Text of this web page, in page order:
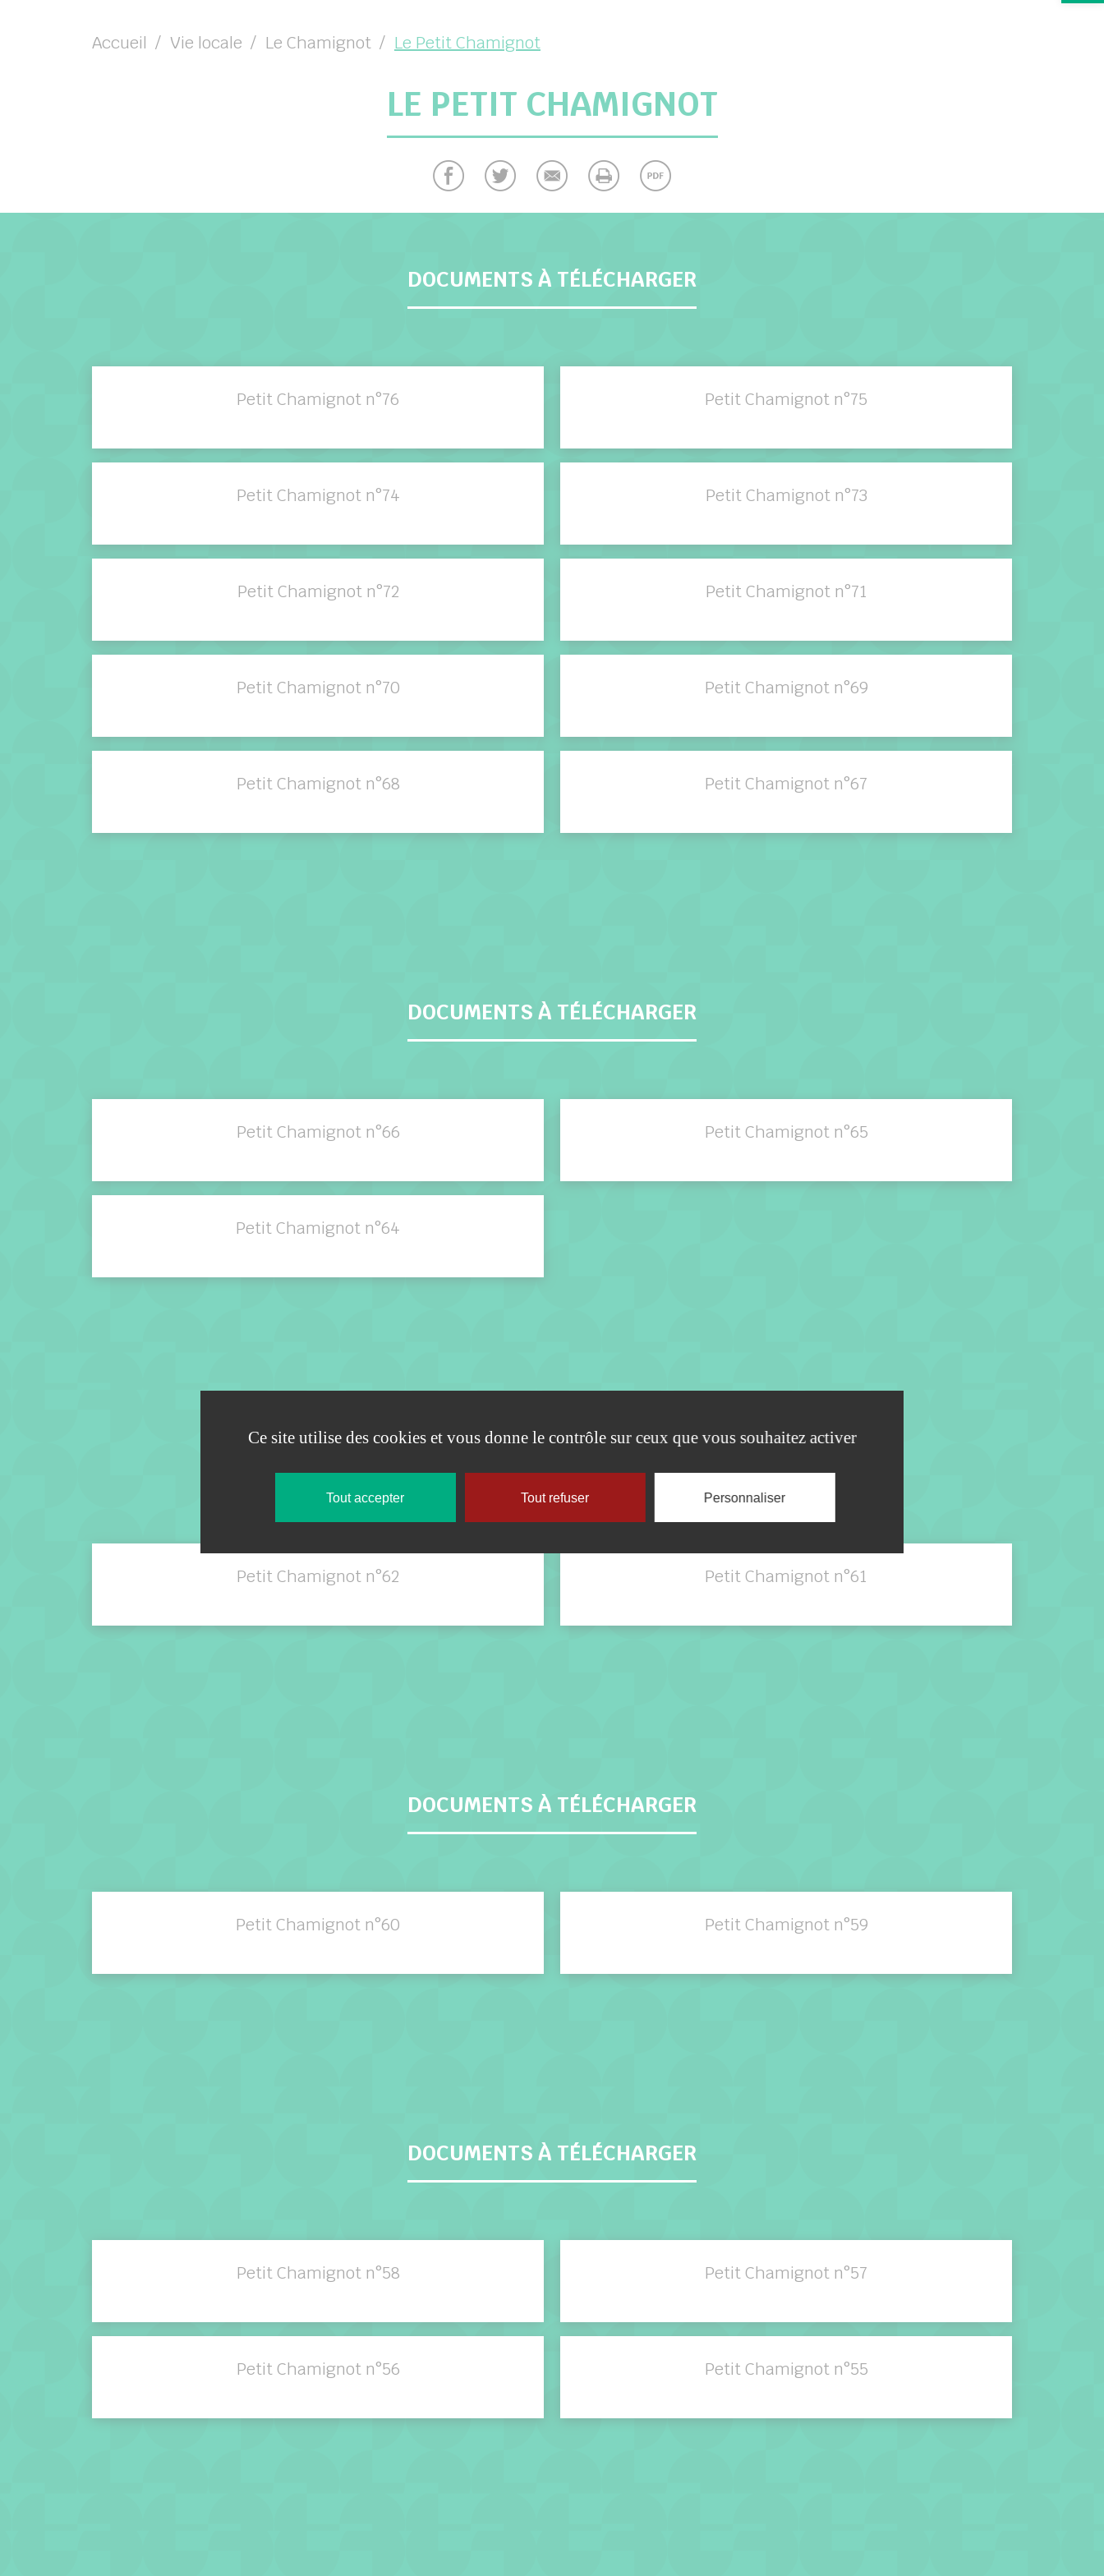
Accueil Vie locale Le Chamignot Le Petit Chamignot
LE PETIT CHAMIGNOT
DOCUMENTS À TÉLÉCHARGER
Petit Chamignot n°76 Petit Chamignot n°75
Petit Chamignot n°74 Petit Chamignot n°73
Petit Chamignot n°72 Petit Chamignot n°71
Petit Chamignot n°70 Petit Chamignot n°69
Petit Chamignot n°68 Petit Chamignot n°67
DOCUMENTS À TÉLÉCHARGER
Petit Chamignot n°66 Petit Chamignot n°65
Petit Chamignot n°64
Petit Chamignot n°62 Petit Chamignot n°61
DOCUMENTS À TÉLÉCHARGER
Petit Chamignot n°60 Petit Chamignot n°59
DOCUMENTS À TÉLÉCHARGER
Petit Chamignot n°58 Petit Chamignot n°57
Petit Chamignot n°56 Petit Chamignot n°55
Ce site utilise des cookies et vous donne le contrôle sur ceux que vous souhaitez activer
Tout accepter Tout refuser Personnaliser